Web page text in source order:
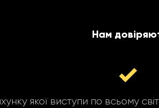
Нам
якої виступи по всьому